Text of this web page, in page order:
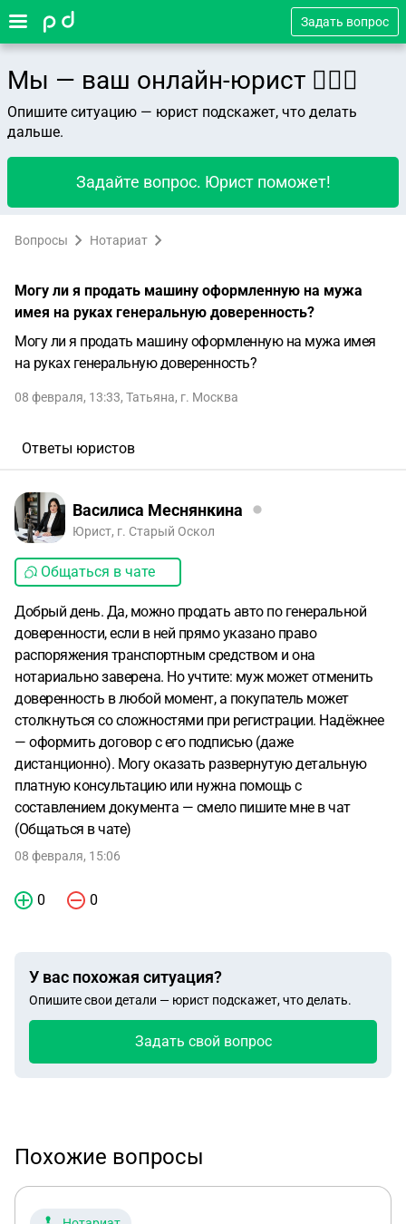
Задать вопрос
Мы — ваш онлайн-юрист 👨🏻‍⚖️
Опишите ситуацию — юрист подскажет, что делать
дальше.
Задайте вопрос. Юрист поможет!
Вопросы Нотариат
Могу ли я продать машину оформленную на мужа
имея на руках генеральную доверенность?
Могу ли я продать машину оформленную на мужа имея
на руках генеральную доверенность?
08 февраля, 13:33, Татьяна, г. Москва
Ответы юристов
Василиса Меснянкина
Юрист, г. Старый Оскол
Общаться в чате
Добрый день. Да, можно продать авто по генеральной
доверенности, если в ней прямо указано право
распоряжения транспортным средством и она
нотариально заверена. Но учтите: муж может отменить
доверенность в любой момент, а покупатель может
столкнуться со сложностями при регистрации. Надёжнее
— оформить договор с его подписью (даже
дистанционно). Могу оказать развернутую детальную
платную консультацию или нужна помощь с
составлением документа — смело пишите мне в чат
(Общаться в чате)
08 февраля, 15:06
0 0
У вас похожая ситуация?
Опишите свои детали — юрист подскажет, что делать.
Задать свой вопрос
Похожие вопросы